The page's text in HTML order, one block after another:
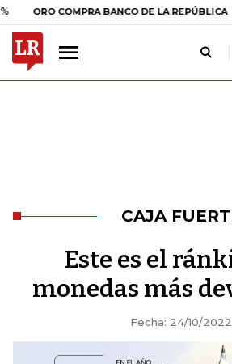
COMPRA BANCO DE LA REPÚBLICA $
CAJA
Este es el
monedas más
Fecha: 24/10/2022